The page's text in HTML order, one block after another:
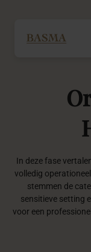
Zakelijk
Inspiratie
Over
In deze fase
volledig
stemmen de
sensitieve setting
voor een